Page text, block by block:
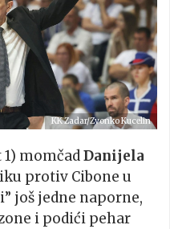
KK Zadar/Zvonko Kucelin
1) momčadDanijela
protiv Cibone u
još jedne naporne,
i podići pehar